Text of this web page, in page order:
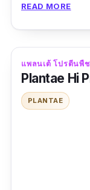
สามารถพกพา
อาหารที่มีประ
ข้อมูลเฉพาะ
“อยากให้ตัวนี้
READ MORE
แพลนเต้ โปรตีนพื
Plantae Hi
PLANTAE